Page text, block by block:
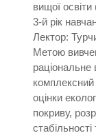
вищої
3-й рік
Лектор:
Метою
раціональне
комплексний
оцінки
покриву,